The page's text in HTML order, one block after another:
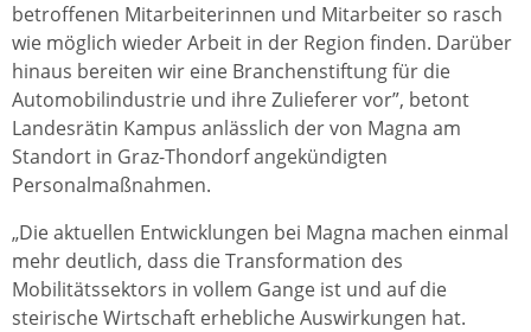
betroffenen Mitarbeiterinnen und Mitarbeiter so rasch
wie möglich wieder Arbeit in der Region finden. Darüber
hinaus bereiten wir eine Branchenstiftung für die
Automobilindustrie und ihre Zulieferer vor”, betont
Landesrätin Kampus anlässlich der von Magna am
Standort in Graz-Thondorf angekündigten
Personalmaßnahmen.
„Die aktuellen Entwicklungen bei Magna machen einmal
mehr deutlich, dass die Transformation des
Mobilitätssektors in vollem Gange ist und auf die
steirische Wirtschaft erhebliche Auswirkungen hat.